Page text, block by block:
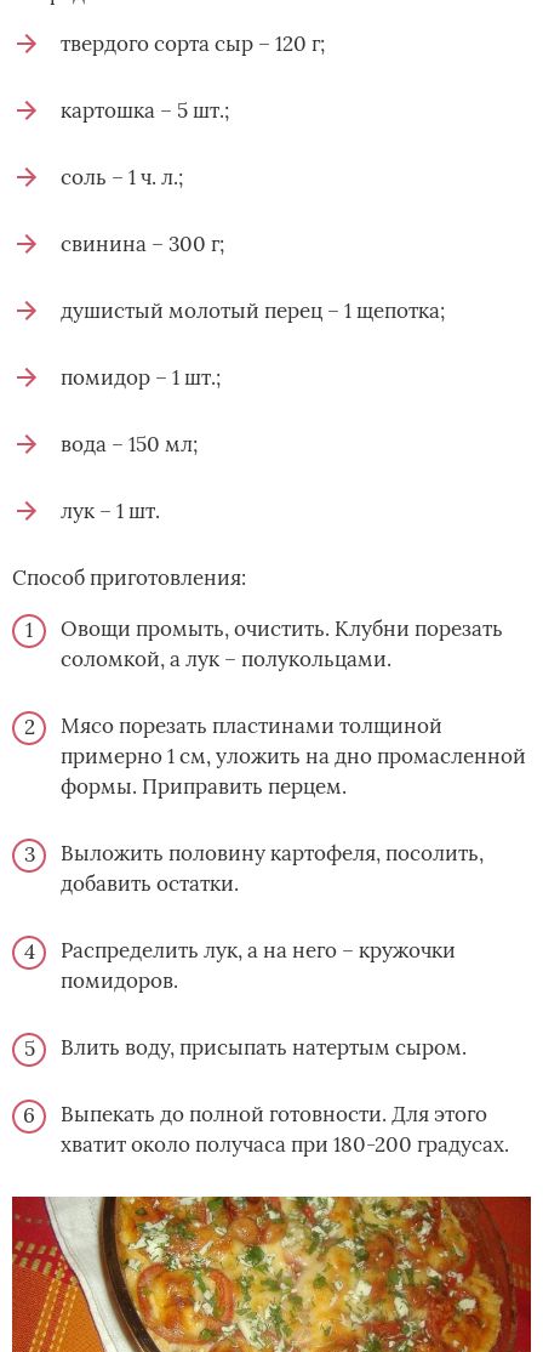
твердого сорта сыр – 120 г;
картошка – 5 шт.;
соль – 1 ч. л.;
свинина – 300 г;
душистый молотый перец – 1 щепотка;
помидор – 1 шт.;
вода – 150 мл;
лук – 1 шт.
Способ приготовления:
Овощи промыть, очистить. Клубни порезать
соломкой, а лук – полукольцами.
Мясо порезать пластинами толщиной
примерно 1 см, уложить на дно промасленной
формы. Приправить перцем.
Выложить половину картофеля, посолить,
добавить остатки.
Распределить лук, а на него – кружочки
помидоров.
Влить воду, присыпать натертым сыром.
Выпекать до полной готовности. Для этого
хватит около получаса при 180-200 градусах.